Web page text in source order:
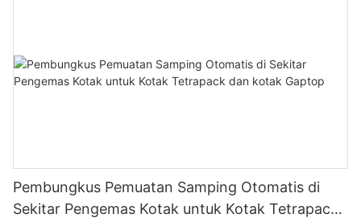
Pembungkus Pemuatan Samping Otomatis di
Sekitar Pengemas Kotak untuk Kotak Tetrapack